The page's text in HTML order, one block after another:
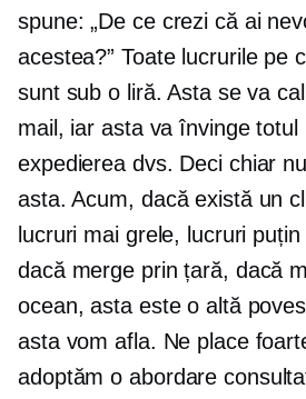
spune: „De ce crezi că ai
acestea?” Toate lucrurile pe
sunt sub o liră. Asta se va
mail, iar asta va învinge totul
expedierea dvs. Deci chiar
asta. Acum, dacă există un
lucruri mai grele, lucruri
dacă merge prin țară, dacă
ocean, asta este o altă
asta vom afla. Ne place
adoptăm o abordare